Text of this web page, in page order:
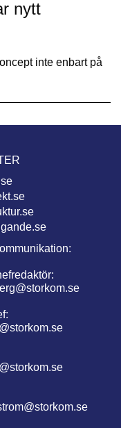
nytt
inte enbart på